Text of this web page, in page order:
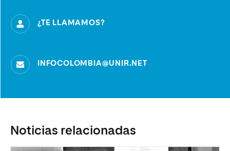
¿TE LLAMAMOS?
INFOCOLOMBIA@UNIR.NET
Noticias relacionadas